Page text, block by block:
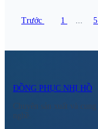
Trước 1 ... 5
ĐỒNG PHỤC NHỊ HỒ
Chuyên sản xuất và
nghề.